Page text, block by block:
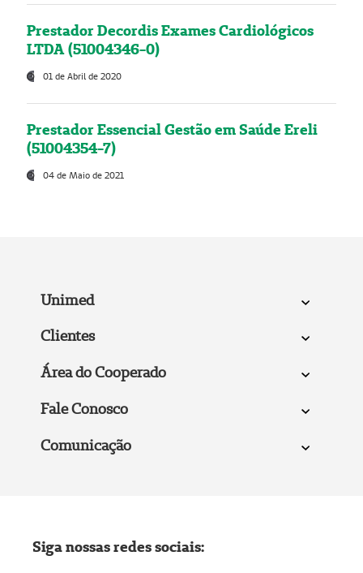
Prestador Decordis Exames Cardiológicos
LTDA (51004346-0)
01 de Abril de 2020
Prestador Essencial Gestão em Saúde Ereli
(51004354-7)
04 de Maio de 2021
Unimed
Clientes
Área do Cooperado
Fale Conosco
Comunicação
Siga nossas redes sociais: